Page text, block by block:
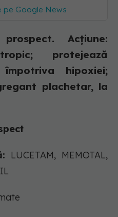
pe Google News
prospect. Acțiune:
protejează
hipoxiei;
plachetar, la
LUCETAM, MEMOTAL,